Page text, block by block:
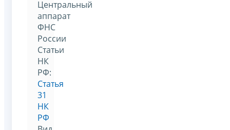
Центральный
аппарат
ФНС
России
Статьи
НК
РФ:
Статья
31
НК
РФ